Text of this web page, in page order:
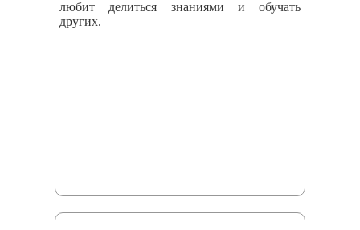
любит делиться знаниями и обучать
других.